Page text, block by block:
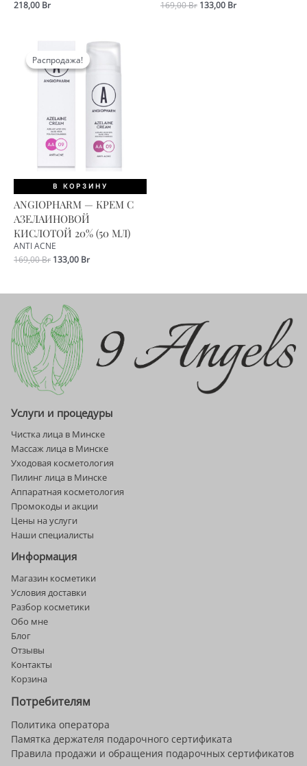
218,00 Br 169,00Br Первоначальная
133,00 BrТекущая
Распродажа!
Распродажа!
В КОРЗИНУ
ANGIOPHARM — КРЕМ С
АЗЕЛАИНОВОЙ
КИСЛОТОЙ 20% (50 МЛ)
ANTI ACNE
169,00Br Первоначальная
169,00 Br.
133,00 BrТекущая
Услуги и процедуры
Чистка лица в Минске
Массаж лица в Минске
Уходовая косметология
Пилинг лица в Минске
Аппаратная косметология
Промокоды и акции
Цены на услуги
Наши специалисты
Информация
Магазин косметики
Условия доставки
Разбор косметики
Обо мне
Блог
Отзывы
Контакты
Корзина
Потребителям
Политика оператора
Памятка держателя подарочного сертификата
Правила продажи и обращения подарочных сертификатов